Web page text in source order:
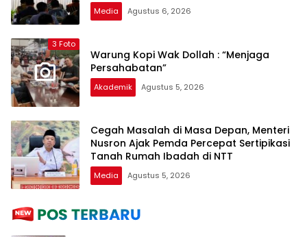
Media Agustus 6, 2026
3 Foto
Warung Kopi Wak Dollah : “Menjaga
Persahabatan”
Akademik Agustus 5, 2026
Cegah Masalah di Masa Depan, Menteri
Nusron Ajak Pemda Percepat Sertipikasi
Tanah Rumah Ibadah di NTT
Media Agustus 5, 2026